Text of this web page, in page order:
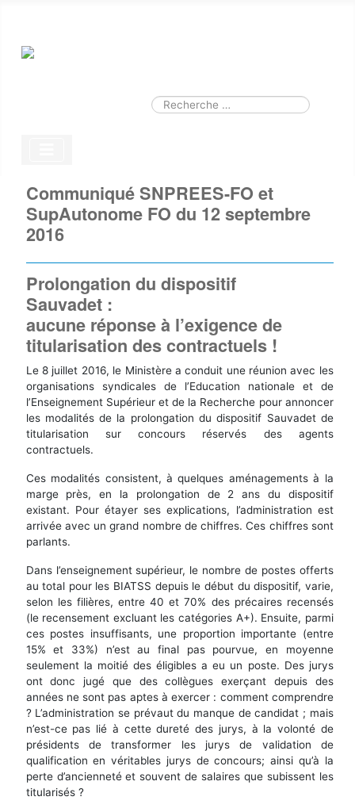
Valider
Communiqué SNPREES-FO et
SupAutonome FO du 12 septembre
2016
Prolongation du dispositif
Sauvadet :
aucune réponse à l’exigence de
titularisation des contractuels !
Le 8 juillet 2016, le Ministère a conduit une réunion avec les
organisations syndicales de l’Education nationale et de
l’Enseignement Supérieur et de la Recherche pour annoncer
les modalités de la prolongation du dispositif Sauvadet de
titularisation sur concours réservés des agents
contractuels.
Ces modalités consistent, à quelques aménagements à la
marge près, en la prolongation de 2 ans du dispositif
existant. Pour étayer ses explications, l’administration est
arrivée avec un grand nombre de chiffres. Ces chiffres sont
parlants.
Dans l’enseignement supérieur, le nombre de postes offerts
au total pour les BIATSS depuis le début du dispositif, varie,
selon les filières, entre 40 et 70% des précaires recensés
(le recensement excluant les catégories A+). Ensuite, parmi
ces postes insuffisants, une proportion importante (entre
15% et 33%) n’est au final pas pourvue, en moyenne
seulement la moitié des éligibles a eu un poste. Des jurys
ont donc jugé que des collègues exerçant depuis des
années ne sont pas aptes à exercer : comment comprendre
? L’administration se prévaut du manque de candidat ; mais
n’est-ce pas lié à cette dureté des jurys, à la volonté de
présidents de transformer les jurys de validation de
qualification en véritables jurys de concours; ainsi qu’à la
perte d’ancienneté et souvent de salaires que subissent les
titularisés ?